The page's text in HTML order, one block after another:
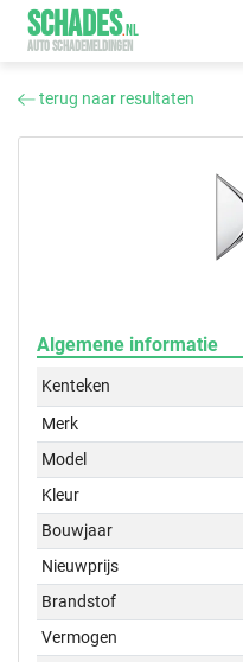
SCHADES.NL
AUTO SCHADEMELDINGEN
terug naar resultaten
Algemene informatie
Kenteken
Merk
Model
Kleur
Bouwjaar
Nieuwprijs
Brandstof
Vermogen